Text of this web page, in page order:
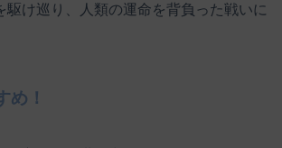
駆け巡り、人類の運命を背負った戦いに
め！